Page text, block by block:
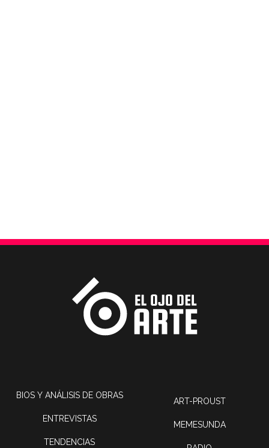
BIOS Y ANÁLISIS DE OBRAS
ENTREVISTAS
TENDENCIAS
ART-PROUST
MEMESUNDA